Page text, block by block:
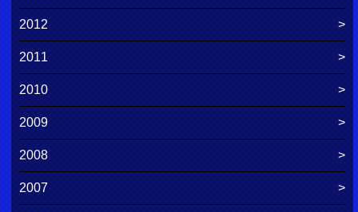
2012
2011
2010
2009
2008
2007